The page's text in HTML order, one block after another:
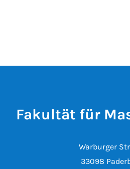
Fakultät für
Warburger
33098